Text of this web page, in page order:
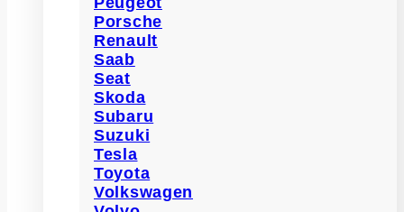
Porsche
Renault
Saab
Seat
Skoda
Subaru
Suzuki
Tesla
Toyota
Volkswagen